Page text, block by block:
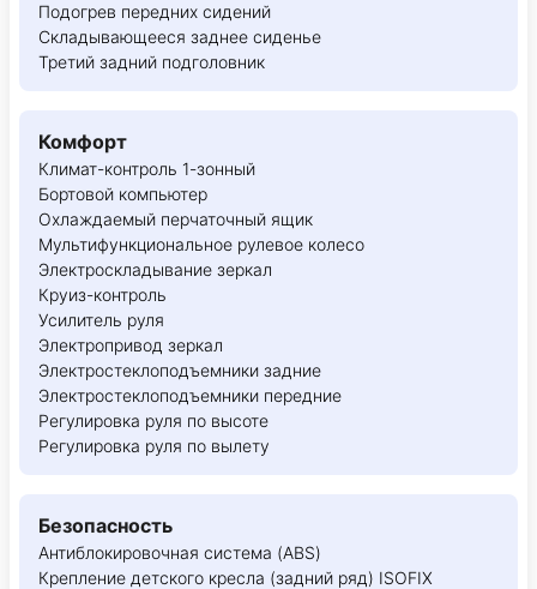
Подогрев передних сидений
Складывающееся заднее сиденье
Третий задний подголовник
Комфорт
Климат-контроль 1-зонный
Бортовой компьютер
Охлаждаемый перчаточный ящик
Мультифункциональное рулевое колесо
Электроскладывание зеркал
Круиз-контроль
Усилитель руля
Электропривод зеркал
Электростеклоподъемники задние
Электростеклоподъемники передние
Регулировка руля по высоте
Регулировка руля по вылету
Безопасность
Антиблокировочная система (ABS)
Крепление детского кресла (задний ряд) ISOFIX